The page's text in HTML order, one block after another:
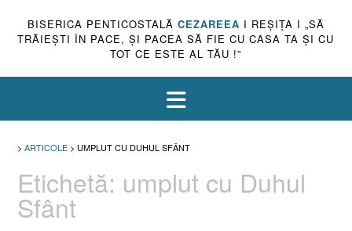
BISERICA PENTICOSTALĂ CEZAREEA I REŞIŢA I „SĂ
TRĂIEŞTI ÎN PACE, ŞI PACEA SĂ FIE CU CASA TA ŞI CU
TOT CE ESTE AL TĂU !”
> ARTICOLE > UMPLUT CU DUHUL SFÂNT
Etichetă: umplut cu Duhul
Sfânt